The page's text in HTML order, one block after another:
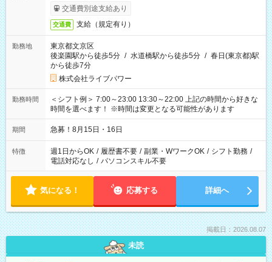
交通費別途支給あり
交通費 支給（規定有り）
勤務地
東京都文京区
後楽園駅から徒歩5分 / 水道橋駅から徒歩5分 / 春日(東京都)駅
から徒歩7分
株式会社ライブパワー
勤務時間
＜シフト例＞ 7:00～23:00 13:30～22:00 上記の時間から好きな
時間を選べます！ ※時間は変更となる可能性があります
期間 急募！8月15日・16日
特徴 週1日からOK / 履歴書不要 / 副業・WワークOK / シフト勤務 /
電話対応なし / パソコンスキル不要
気になる！ 応募する 詳細へ
掲載日：2026.08.07
未読